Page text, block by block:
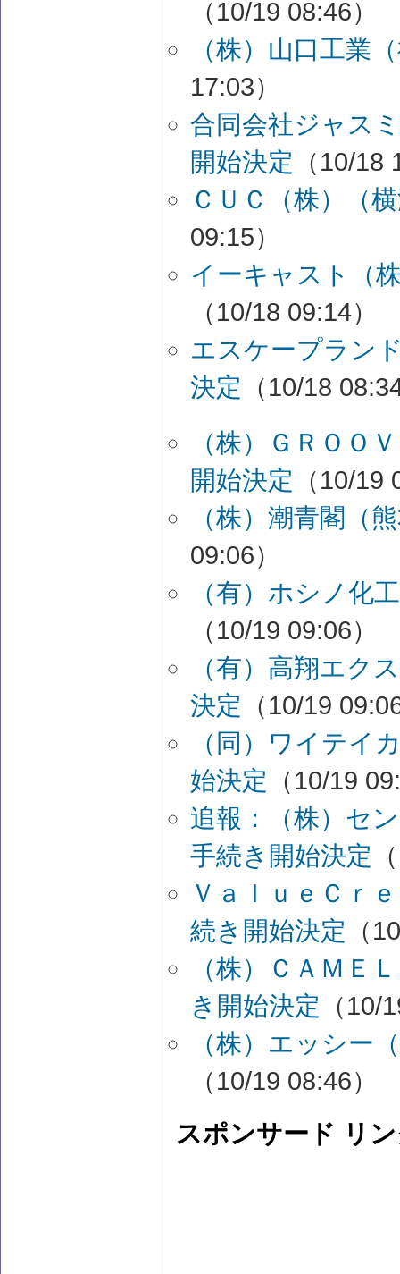
（10/19 08:46）
（株）山口工業
17:03）
合同会社ジャス
開始決定 （10/18
ＣＵＣ（株）（
09:15）
イーキャスト（
（10/18 09:14）
エスケープラン
決定 （10/18
（株）ＧＲＯＯ
開始決定 （10/19
（株）潮青閣（
09:06）
（有）ホシノ化
（10/19 09:06）
（有）高翔エク
決定 （10/19
（同）ワイテイ
始決定 （10/19
追報：（株）セ
手続き開始決定
ＶａｌｕｅＣｒ
続き開始決定 （
（株）ＣＡＭＥ
き開始決定 （10/
（株）エッシー
（10/19 08:46）
スポンサード リ